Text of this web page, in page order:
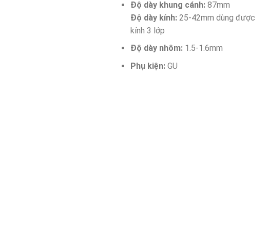
Độ dày khung cánh: 87mm
Độ dày kính: 25-42mm dùng được
kính 3 lớp
Độ dày nhôm: 1.5-1.6mm
Phụ kiện: GU